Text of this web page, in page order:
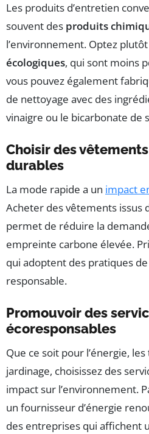
Les produits d’entretien
souvent des produits
l’environnement. Optez
écologiques, qui sont moins
vous pouvez également
de nettoyage avec des
vinaigre ou le bicarbonate de
Choisir des
durables
La mode rapide a un impact
Acheter des vêtements issus
permet de réduire la
empreinte carbone élevée.
qui adoptent des pratiques
responsable.
Promouvoir des
écoresponsables
Que ce soit pour l’énergie,
jardinage, choisissez des
impact sur l’environnement.
un fournisseur d’énergie
des entreprises qui affichent